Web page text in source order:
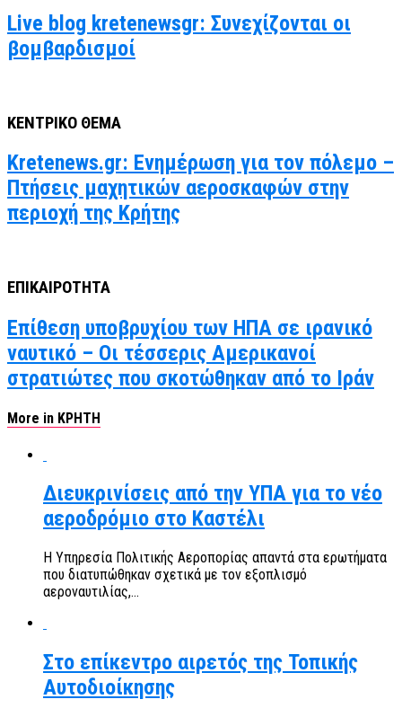
Live blog kretenewsgr: Συνεχίζονται οι
βομβαρδισμοί
ΚΕΝΤΡΙΚΟ ΘΕΜΑ
Kretenews.gr: Ενημέρωση για τον πόλεμο –
Πτήσεις μαχητικών αεροσκαφών στην
περιοχή της Κρήτης
ΕΠΙΚΑΙΡΟΤΗΤΑ
Επίθεση υποβρυχίου των ΗΠΑ σε ιρανικό
ναυτικό – Οι τέσσερις Αμερικανοί
στρατιώτες που σκοτώθηκαν από το Ιράν
More in ΚΡΗΤΗ
Διευκρινίσεις από την ΥΠΑ για το νέο
αεροδρόμιο στο Καστέλι
Η Υπηρεσία Πολιτικής Αεροπορίας απαντά στα ερωτήματα
που διατυπώθηκαν σχετικά με τον εξοπλισμό
αεροναυτιλίας,...
Στο επίκεντρο αιρετός της Τοπικής
Αυτοδιοίκησης